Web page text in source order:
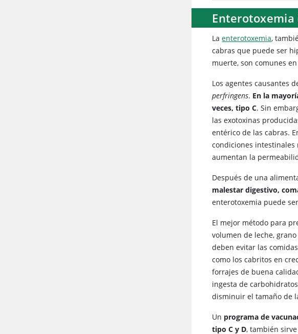
Laenterotoxemia,
cabras que puede ser
muerte, son comunes
Los agentes causantes
perfringens. En la
veces, tipo C. Sin
las exotoxinas
entérico de las cabras.
condiciones
aumentan la
Después de una
malestar digestivo,
enterotoxemia puede
El mejor método para
volumen de leche,
deben evitar las
como los cabritos en
forrajes de buena
ingesta de
disminuir el tamaño de
Un programa de
tipo C y D, también